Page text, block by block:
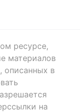
ресурсе,
материалов
описанных в
на